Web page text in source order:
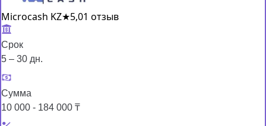
Microcash KZ★5,01 отзыв
Срок
5 – 30 дн.
Сумма
10 000 - 184 000 ₸